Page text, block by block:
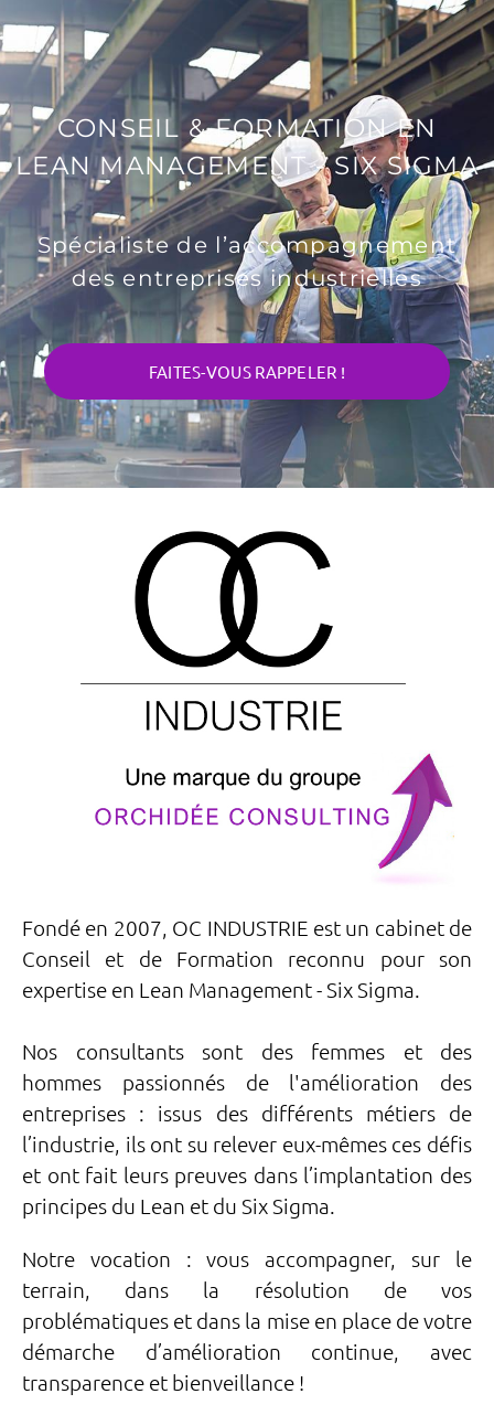
CONSEIL & FORMATION EN
LEAN MANAGEMENT - SIX SIGMA
Spécialiste de l’accompagnement
des entreprises industrielles
FAITES-VOUS RAPPELER !
Fondé en 2007, OC INDUSTRIE est un cabinet de
Conseil et de Formation reconnu pour son
expertise en Lean Management - Six Sigma.
Nos consultants sont des femmes et des
hommes passionnés de l'amélioration des
entreprises : issus des différents métiers de
l’industrie, ils ont su relever eux-mêmes ces défis
et ont fait leurs preuves dans l’implantation des
principes du Lean et du Six Sigma.
Notre vocation : vous accompagner, sur le
terrain, dans la résolution de vos
problématiques et dans la mise en place de votre
démarche d’amélioration continue, avec
transparence et bienveillance !